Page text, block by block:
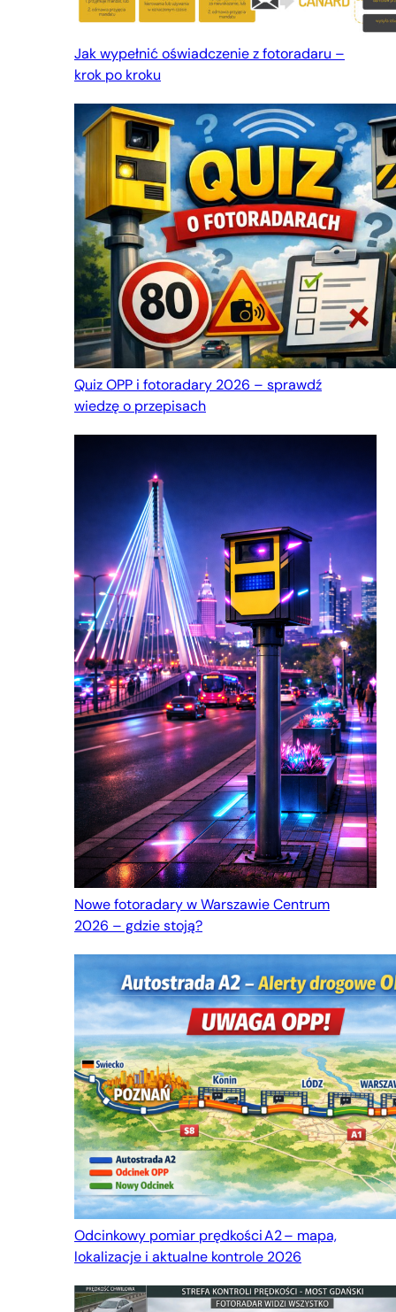
Jak wypełnić oświadczenie z fotoradaru –
krok po kroku
Quiz OPP i fotoradary 2026 – sprawdź
wiedzę o przepisach
Nowe fotoradary w Warszawie Centrum
2026 – gdzie stoją?
Odcinkowy pomiar prędkości A2 – mapa,
lokalizacje i aktualne kontrole 2026